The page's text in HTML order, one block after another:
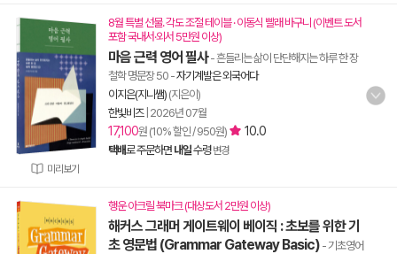
미리보기
8월 특별 선물. 각도 조절 테이블 · 이동식 빨래 바구니 (이벤트 도서
포함 국내서·외서 5만원 이상)
마음 근력 영어 필사- 흔들리는 삶이 단단해지는 하루 한 장
철학 명문장 50 -자기계발은 외국어다
이지은(지니쌤) (지은이)
한빛비즈| 2026년 07월
17,100원 (10% 할인 / 950원) 10.0
택배로 주문하면 내일수령 변경
행운 아크릴 북마크 (대상도서 2만원 이상)
해커스 그래머 게이트웨이 베이직 : 초보를 위한 기
초 영문법 (Grammar Gateway Basic) - 기초영어